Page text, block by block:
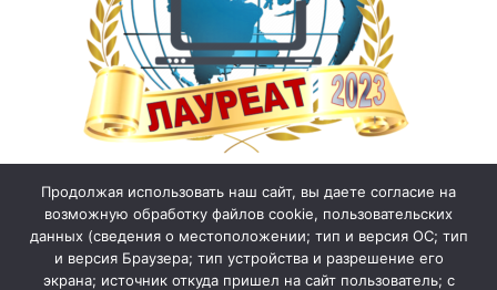
Продолжая использовать наш сайт, вы даете согласие на
возможную обработку файлов cookie, пользовательских
данных (сведения о местоположении; тип и версия ОС; тип
и версия Браузера; тип устройства и разрешение его
экрана; источник откуда пришел на сайт пользователь; с